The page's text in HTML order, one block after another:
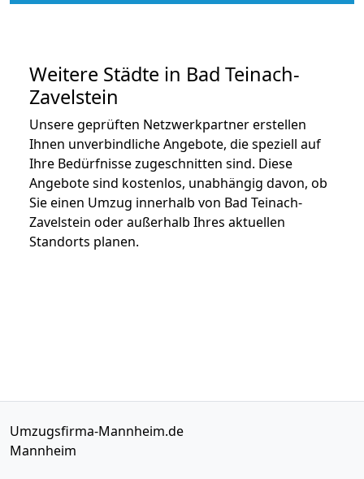
Weitere Städte in Bad Teinach-
Zavelstein
Unsere geprüften Netzwerkpartner erstellen
Ihnen unverbindliche Angebote, die speziell auf
Ihre Bedürfnisse zugeschnitten sind. Diese
Angebote sind kostenlos, unabhängig davon, ob
Sie einen Umzug innerhalb von Bad Teinach-
Zavelstein oder außerhalb Ihres aktuellen
Standorts planen.
Umzugsfirma-Mannheim.de
Mannheim